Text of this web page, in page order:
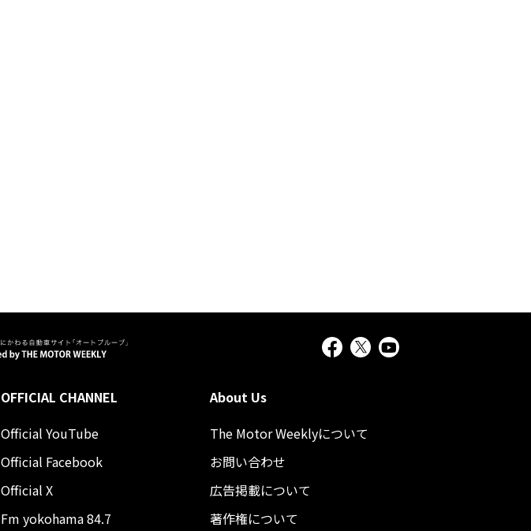
OFFICIAL CHANNEL
Official YouTube
Official Facebook
Official X
Fm yokohama 84.7
About Us
The Motor Weeklyについて
お問い合わせ
広告掲載について
著作権について